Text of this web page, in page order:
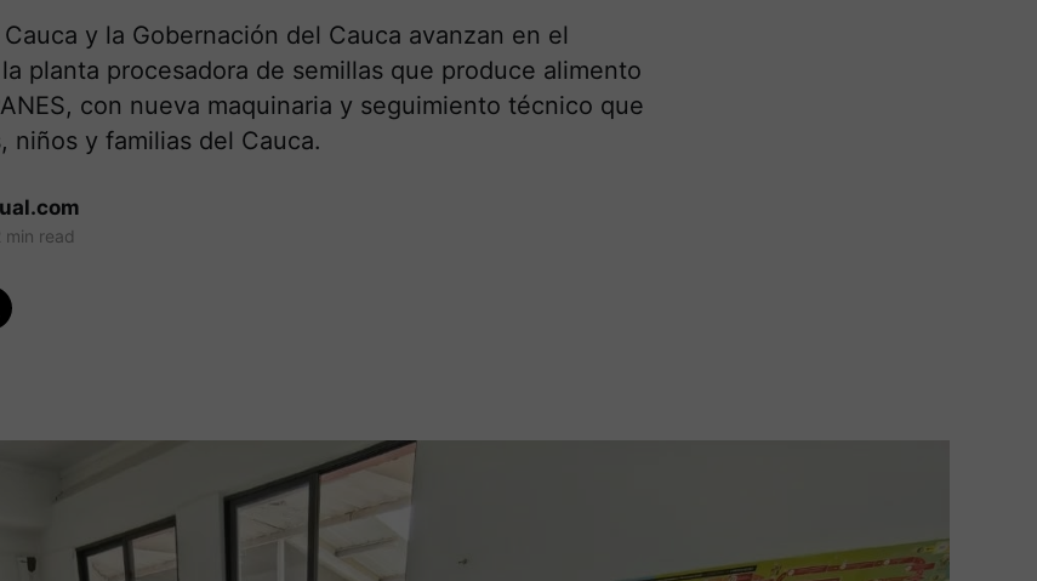
y la Gobernación del Cauca avanzan en el
planta procesadora de semillas que produce alimento
con nueva maquinaria y seguimiento técnico que
niños y familias del Cauca.
min read